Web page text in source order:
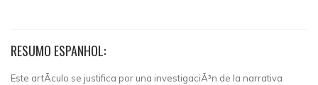
RESUMO ESPANHOL:
Este artÃ­culo se justifica por una investigaciÃ³n de la narrativa